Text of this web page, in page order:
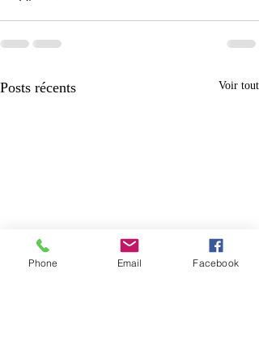
Posts récents Voir tout
Phone Email Facebook